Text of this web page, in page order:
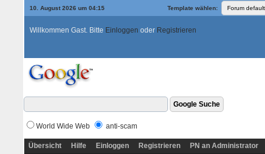
10. August 2026 um 04:15 Template wählen:
Willkommen Gast. Bitte Einloggen oder Registrieren
World Wide Web anti-scam
Übersicht Hilfe Einloggen Registrieren PN an Administrator